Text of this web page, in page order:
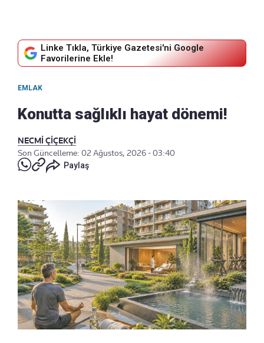
Linke Tıkla, Türkiye Gazetesi'ni Google
Favorilerine Ekle!
EMLAK
Konutta sağlıklı hayat dönemi!
NECMİ ÇİÇEKÇİ
Son Güncelleme: 02 Ağustos, 2026 - 03:40
Paylaş